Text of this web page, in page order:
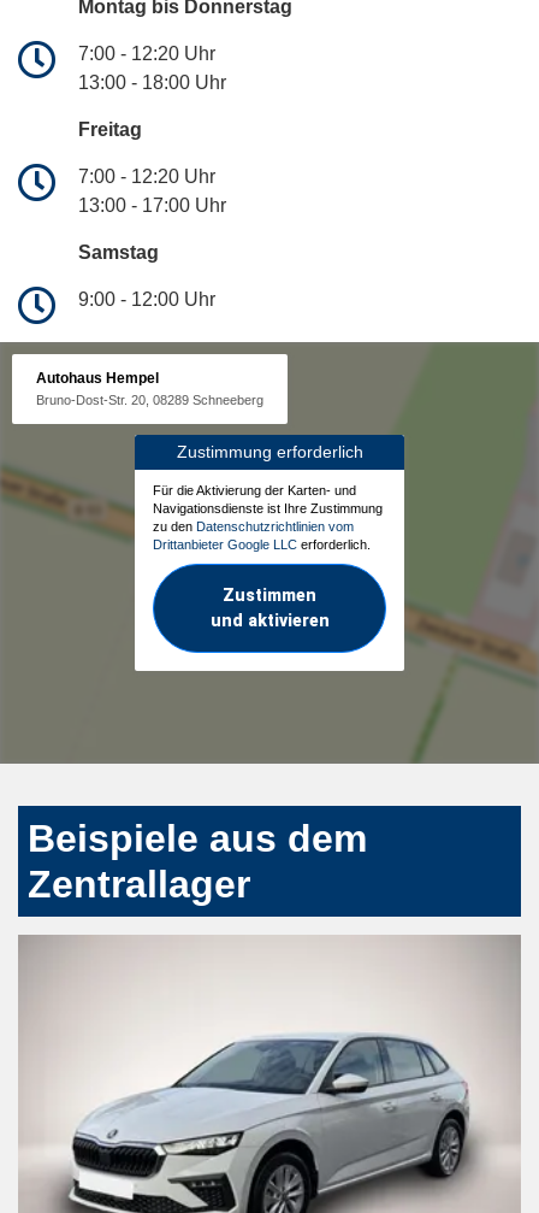
Montag bis Donnerstag
7:00 - 12:20 Uhr
13:00 - 18:00 Uhr
Freitag
7:00 - 12:20 Uhr
13:00 - 17:00 Uhr
Samstag
9:00 - 12:00 Uhr
Autohaus Hempel
Bruno-Dost-Str. 20, 08289 Schneeberg
Zustimmung erforderlich
Für die Aktivierung der Karten- und
Navigationsdienste ist Ihre Zustimmung
zu den Datenschutzrichtlinien vom
Drittanbieter Google LLC erforderlich.
Zustimmen
und aktivieren
Beispiele aus dem
Zentrallager